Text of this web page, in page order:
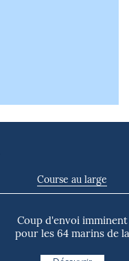
Course au large
Coup d'envoi imminent
pour les 64 marins de la